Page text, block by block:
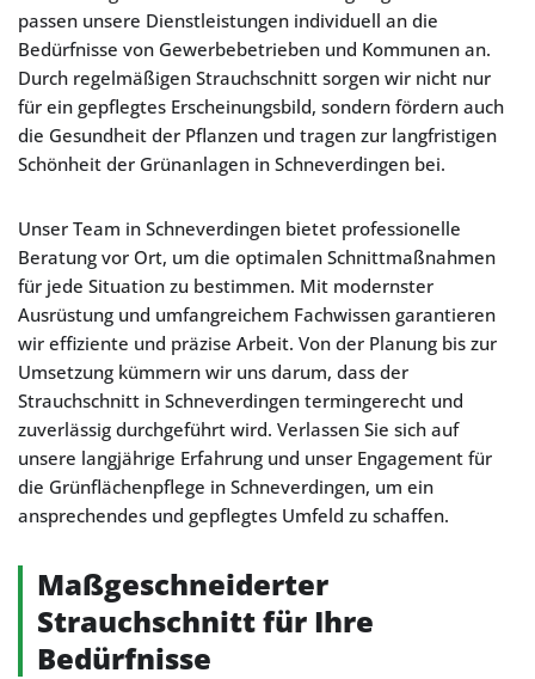
passen unsere Dienstleistungen individuell an die
Bedürfnisse von Gewerbebetrieben und Kommunen an.
Durch regelmäßigen Strauchschnitt sorgen wir nicht nur
für ein gepflegtes Erscheinungsbild, sondern fördern auch
die Gesundheit der Pflanzen und tragen zur langfristigen
Schönheit der Grünanlagen in Schneverdingen bei.
Unser Team in Schneverdingen bietet professionelle
Beratung vor Ort, um die optimalen Schnittmaßnahmen
für jede Situation zu bestimmen. Mit modernster
Ausrüstung und umfangreichem Fachwissen garantieren
wir effiziente und präzise Arbeit. Von der Planung bis zur
Umsetzung kümmern wir uns darum, dass der
Strauchschnitt in Schneverdingen termingerecht und
zuverlässig durchgeführt wird. Verlassen Sie sich auf
unsere langjährige Erfahrung und unser Engagement für
die Grünflächenpflege in Schneverdingen, um ein
ansprechendes und gepflegtes Umfeld zu schaffen.
Maßgeschneiderter
Strauchschnitt für Ihre
Bedürfnisse